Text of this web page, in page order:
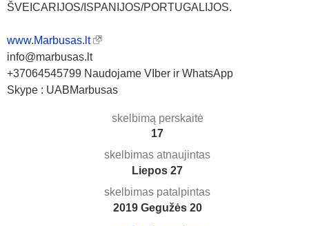
ŠVEICARIJOS/ISPANIJOS/PORTUGALIJOS.
www.Marbusas.lt
info@marbusas.lt
+37064545799 Naudojame VIber ir WhatsApp
Skype : UABMarbusas
skelbimą perskaitė
17
skelbimas atnaujintas
Liepos 27
skelbimas patalpintas
2019 Gegužės 20